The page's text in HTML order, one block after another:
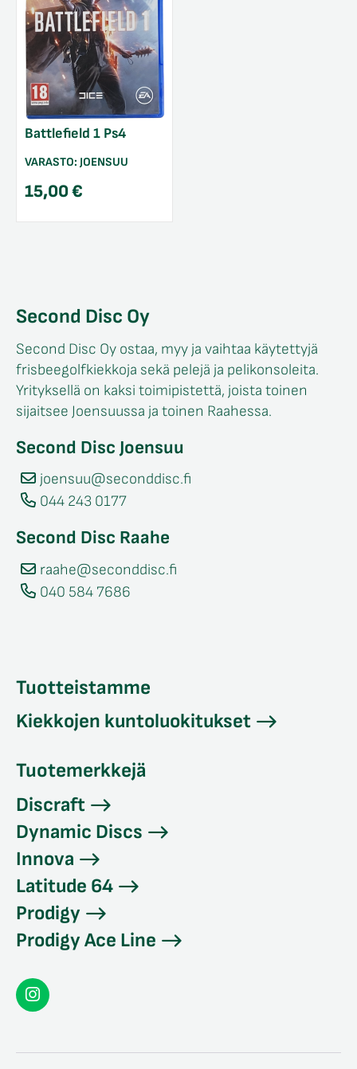
Battlefield 1 Ps4
VARASTO: JOENSUU
15,00€
Second Disc Oy
Second Disc Oy ostaa, myy ja vaihtaa käytettyjä
frisbeegolfkiekkoja sekä pelejä ja pelikonsoleita.
Yrityksellä on kaksi toimipistettä, joista toinen
sijaitsee Joensuussa ja toinen Raahessa.
Second Disc Joensuu
joensuu@seconddisc.fi
044 243 0177
Second Disc Raahe
raahe@seconddisc.fi
040 584 7686
Tuotteistamme
Kiekkojen kuntoluokitukset
Tuotemerkkejä
Discraft
Dynamic Discs
Innova
Latitude 64
Prodigy
Prodigy Ace Line
Seconddisc